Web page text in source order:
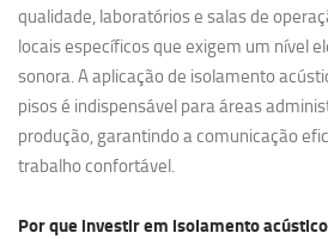
qualidade, laboratórios e salas de
locais específicos que exigem um nível
sonora. A aplicação de isolamento
pisos é indispensável para áreas
produção, garantindo a comunicação
trabalho confortável.
Por que investir em isolamento